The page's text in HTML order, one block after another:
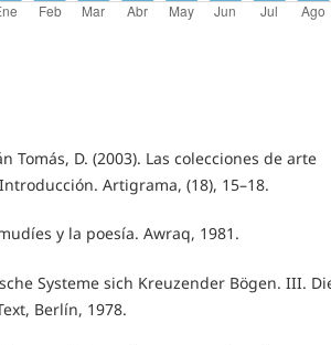
Tomás, D. (2003). Las colecciones de arte
Artigrama, (18), 15–18.
y la poesía. Awraq, 1981.
Systeme sich Kreuzender Bögen. III.
Berlín, 1978.